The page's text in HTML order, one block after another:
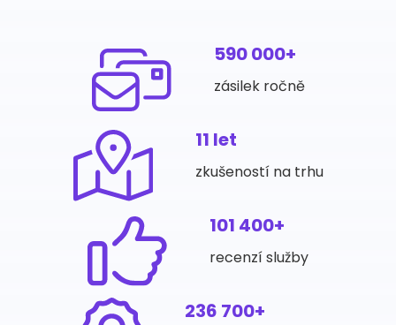
590 000+
zásilek ročně
11 let
zkušeností na trhu
101 400+
recenzí služby
236 700+